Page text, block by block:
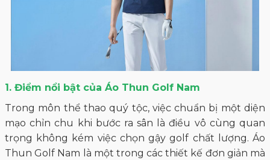
1. Điểm nổi bật của Áo Thun Golf Nam
Trong môn thể thao quý tộc, việc chuẩn bị một diện
mạo chỉn chu khi bước ra sân là điều vô cùng quan
trọng không kém việc chọn gậy golf chất lượng. Áo
Thun Golf Nam là một trong các thiết kế đơn giản mà